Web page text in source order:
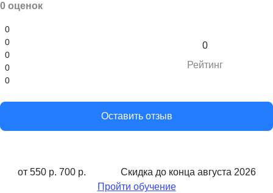
0 оценок
0
0
0
0
0
0
Рейтинг
Оставить отзыв
от 550 р. 700 р. Скидка до конца августа 2026
Пройти обучение